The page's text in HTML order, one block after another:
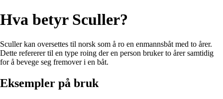
Hva betyr Sculler?
Sculler kan oversettes til norsk som å ro en enmannsbåt med to årer.
Dette refererer til en type roing der en person bruker to årer samtidig
for å bevege seg fremover i en båt.
Eksempler på bruk